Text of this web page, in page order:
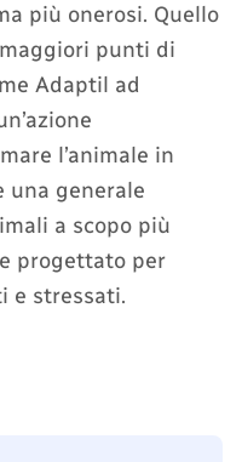
più onerosi. Quello
punti di
Adaptil ad
l’animale in
una generale
a scopo più
progettato per
e stressati.